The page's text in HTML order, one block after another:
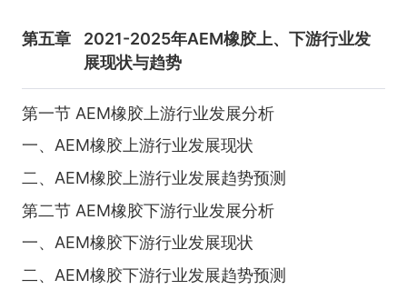
第五章
2021-2025年AEM橡胶上、下游行业发
展现状与趋势
第一节 AEM橡胶上游行业发展分析
一、AEM橡胶上游行业发展现状
二、AEM橡胶上游行业发展趋势预测
第二节 AEM橡胶下游行业发展分析
一、AEM橡胶下游行业发展现状
二、AEM橡胶下游行业发展趋势预测